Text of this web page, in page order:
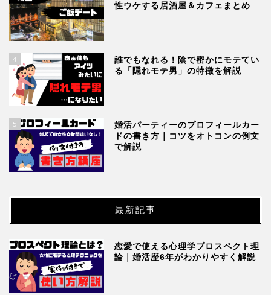
性ウケする居酒屋＆カフェまとめ
4
誰でもなれる！陰で密かにモテてい
る「隠れモテ男」の特徴を解説
5
婚活パーティーのプロフィールカー
ドの書き方｜コツをオトコンの例文
で解説
最新記事
恋愛で使える心理学プロスペクト理
論｜婚活歴6年がわかりやすく解説